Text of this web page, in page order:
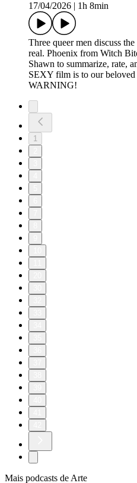
17/04/2026
1h 8min
Three queer men discuss
real. Phoenix from Witch
Shawn to summarize, rate,
SEXY film is to our
WARNING!
1
Mais podcasts de Arte